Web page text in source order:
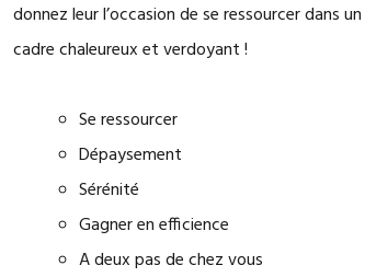
donnez leur l’occasion de se ressourcer dans un
cadre chaleureux et verdoyant !
Se ressourcer
Dépaysement
Sérénité
Gagner en efficience
A deux pas de chez vous